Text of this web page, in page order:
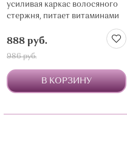
усиливая каркас волосяного
стержня, питает витаминами
888 руб.
986 руб.
В КОРЗИНУ